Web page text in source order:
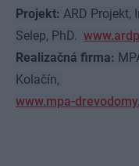
Projekt: ARD Projekt,
Selep, PhD.
Realizačná firma:
Kolačín,
www.mpa-